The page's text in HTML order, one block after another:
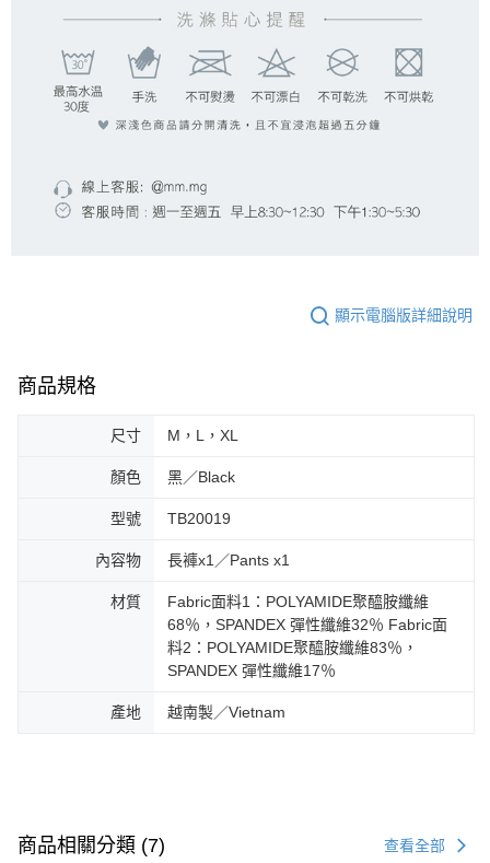
顯示電腦版詳細說明
商品規格
尺寸 M，L，XL
顏色 黑／Black
型號 TB20019
內容物 長褲x1／Pants x1
材質
Fabric面料1：POLYAMIDE聚醯胺纖維
68％，SPANDEX 彈性纖維32％ Fabric面
料2：POLYAMIDE聚醯胺纖維83％，
SPANDEX 彈性纖維17％
產地 越南製／Vietnam
商品相關分類 (7) 查看全部